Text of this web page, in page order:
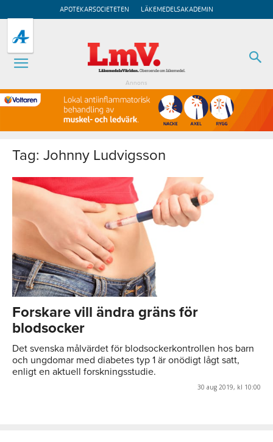
APOTEKARSOCIETETEN LÄKEMEDELSAKADEMIN
Annons
Tag: Johnny Ludvigsson
Forskare vill ändra gräns för
blodsocker
Det svenska målvärdet för blodsockerkontrollen hos barn
och ungdomar med diabetes typ 1 är onödigt lågt satt,
enligt en aktuell forskningsstudie.
30 aug 2019, kl 10:00